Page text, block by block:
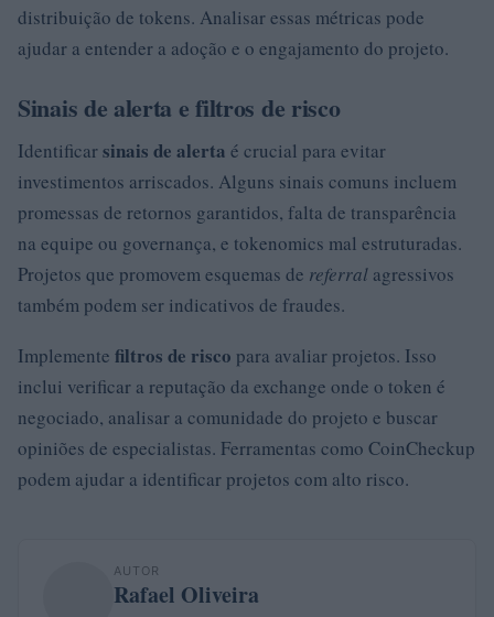
distribuição de tokens. Analisar essas métricas pode
ajudar a entender a adoção e o engajamento do projeto.
Sinais de alerta e filtros de risco
Identificarsinais de alerta é crucial para evitar
investimentos arriscados. Alguns sinais comuns incluem
promessas de retornos garantidos, falta de transparência
na equipe ou governança, e tokenomics mal estruturadas.
Projetos que promovem esquemas de referral agressivos
também podem ser indicativos de fraudes.
Implemente filtros de risco para avaliar projetos. Isso
inclui verificar a reputação da exchange onde o token é
negociado, analisar a comunidade do projeto e buscar
opiniões de especialistas. Ferramentas como CoinCheckup
podem ajudar a identificar projetos com alto risco.
AUTOR
Rafael Oliveira